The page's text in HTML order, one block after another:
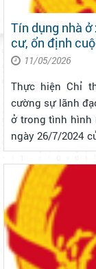
Tín dụng nhà
cư, ổn định
11/05/2026
Thực hiện Chỉ
cường sự lãnh
ở trong tình hình
ngày 26/7/2024
của Luật nhà ở
gian qua, Ph...